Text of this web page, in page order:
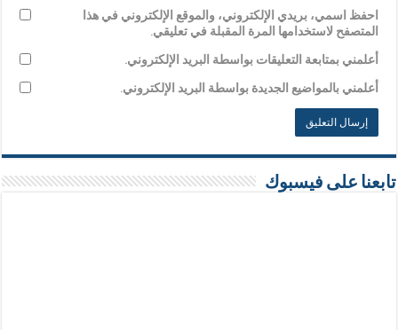
احفظ اسمي، بريدي الإلكتروني، والموقع الإلكتروني في هذا
المتصفح لاستخدامها المرة المقبلة في تعليقي.
أعلمني بمتابعة التعليقات بواسطة البريد الإلكتروني.
أعلمني بالمواضيع الجديدة بواسطة البريد الإلكتروني.
تابعنا على فيسبوك